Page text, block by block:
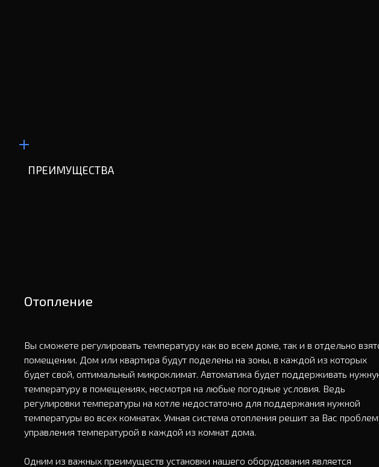
ПРЕИМУЩЕСТВА
Отопление
Вы сможете регулировать температуру как во всем доме, так и в отдельно
помещении. Дом или квартира будут поделены на зоны, в каждой из которых
будет свой, оптимальный микроклимат. Автоматика будет поддерживать
температуру в помещениях, несмотря на любые погодные условия. Ведь
регулировки температуры на котле недостаточно для поддержания нужной
температуры во всех комнатах. Умная система отопления решит за Вас
управления температурой в каждой из комнат дома.
Одним из важных преимуществ установки нашего оборудования является